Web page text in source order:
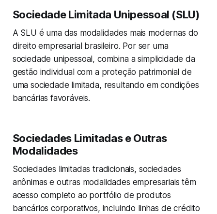
Sociedade Limitada Unipessoal (SLU)
A SLU é uma das modalidades mais modernas do
direito empresarial brasileiro. Por ser uma
sociedade unipessoal, combina a simplicidade da
gestão individual com a proteção patrimonial de
uma sociedade limitada, resultando em condições
bancárias favoráveis.
Sociedades Limitadas e Outras
Modalidades
Sociedades limitadas tradicionais, sociedades
anônimas e outras modalidades empresariais têm
acesso completo ao portfólio de produtos
bancários corporativos, incluindo linhas de crédito